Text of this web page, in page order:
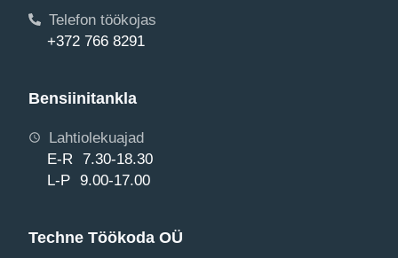
Telefon töökojas
+372 766 8291
Bensiinitankla
Lahtiolekuajad
E-R 7.30-18.30
L-P 9.00-17.00
Techne Töökoda OÜ